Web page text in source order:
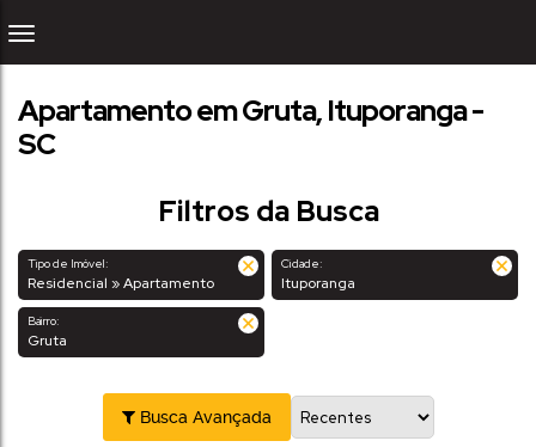
Apartamento em Gruta, Ituporanga -
SC
Filtros da Busca
Tipo de Imóvel:
Residencial » Apartamento
Cidade:
Ituporanga
Bairro:
Gruta
Busca Avançada